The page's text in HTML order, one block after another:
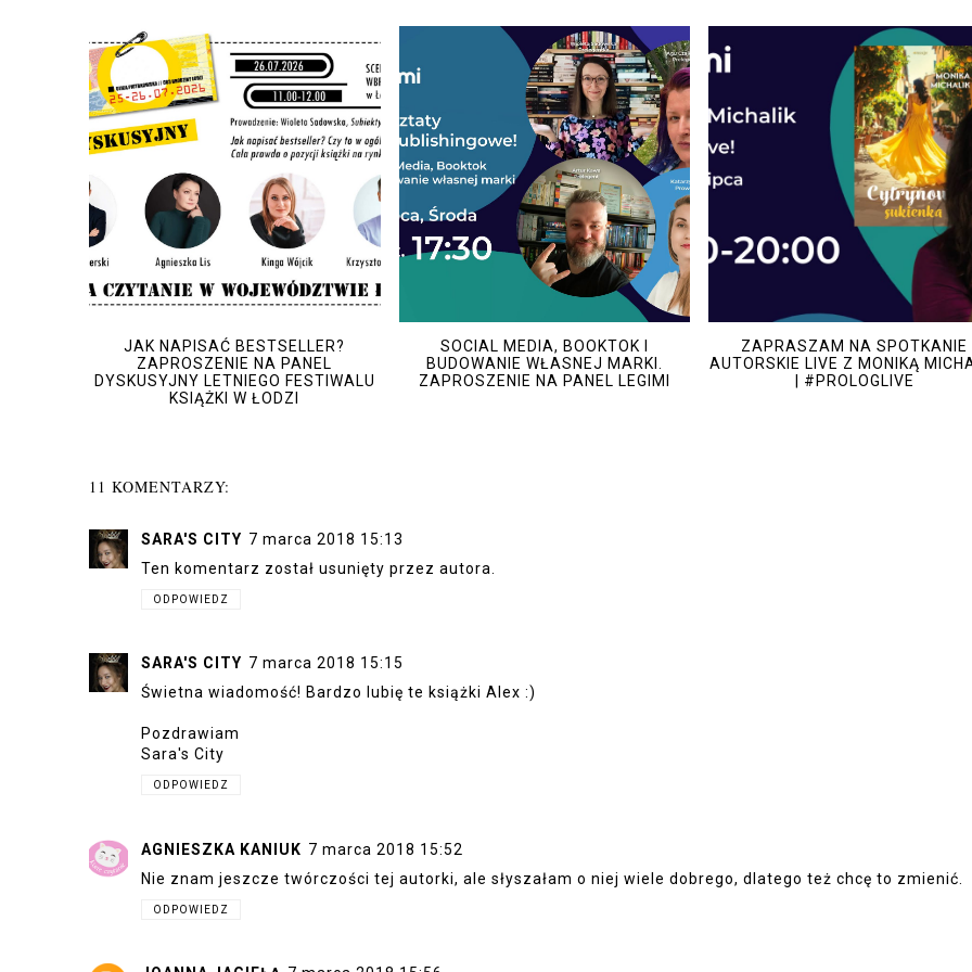
JAK NAPISAĆ BESTSELLER?
ZAPROSZENIE NA PANEL
DYSKUSYJNY LETNIEGO FESTIWALU
KSIĄŻKI W ŁODZI
SOCIAL MEDIA, BOOKTOK I
BUDOWANIE WŁASNEJ MARKI.
ZAPROSZENIE NA PANEL LEGIMI
ZAPRASZAM NA SPOTKANIE
AUTORSKIE LIVE Z MONIKĄ
| #PROLOGLIVE
11 KOMENTARZY:
SARA'S CITY 7 marca 2018 15:13
Ten komentarz został usunięty przez autora.
ODPOWIEDZ
SARA'S CITY 7 marca 2018 15:15
Świetna wiadomość! Bardzo lubię te książki Alex :)
Pozdrawiam
Sara's City
ODPOWIEDZ
AGNIESZKA KANIUK 7 marca 2018 15:52
Nie znam jeszcze twórczości tej autorki, ale słyszałam o niej wiele dobrego, dlatego też chcę to zmienić.
ODPOWIEDZ